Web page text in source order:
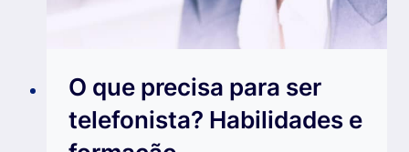
O que precisa para ser
telefonista? Habilidades e